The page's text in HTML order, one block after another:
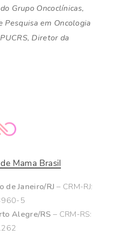
Grupo Oncoclínicas,
Pesquisa em Oncologia
Diretor da
Mama Brasil
de Janeiro/RJ – CRM-RJ:
5
Alegre/RS – CRM-RS: